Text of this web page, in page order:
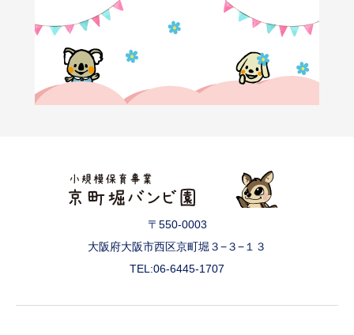
〒550-0003
大阪府大阪市西区京町堀３−３−１３
TEL:06-6445-1707